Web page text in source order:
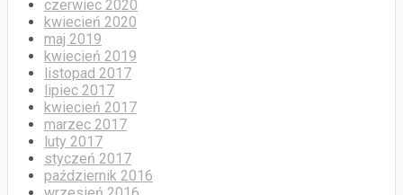
czerwiec 2020
kwiecień 2020
maj 2019
kwiecień 2019
listopad 2017
lipiec 2017
kwiecień 2017
marzec 2017
luty 2017
styczeń 2017
październik 2016